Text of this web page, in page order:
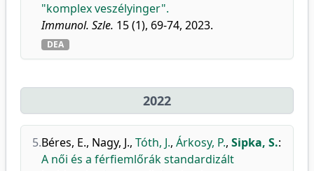
"komplex veszélyinger".
Immunol. Szle. 15 (1), 69-74, 2023.
DEA
2022
5.Béres, E., Nagy, J., Tóth, J., Árkosy, P., Sipka, S.:
A női és a férfiemlőrák standardizált